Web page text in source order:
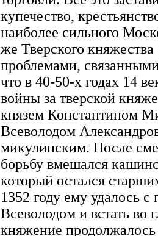
купечество,
наиболее сильного
же Тверского
проблемами,
что в 40-50-х годах 14
войны за тверской
князем Константином
Всеволодом
микулинским. После
борьбу вмешался
который остался
1352 году ему удалось
Всеволодом и встать во
княжение